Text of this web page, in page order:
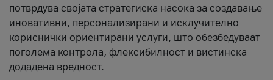
потврдува својата стратегиска насока за создавање
иновативни, персонализирани и исклучително
кориснички ориентирани услуги, што обезбедуваат
поголема контрола, флексибилност и вистинска
додадена вредност.